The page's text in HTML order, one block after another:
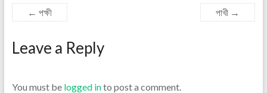
← পক্ষী পাখী →
Leave a Reply
You must be logged into post a comment.